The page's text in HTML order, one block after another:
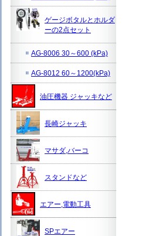
ゲージボタルとホルダ
ーの2点セット
AG-8006 30～600 (kPa)
AG-8012 60～1200(kPa)
油圧機器 ジャッキなど
長崎ジャッキ
マサダ,バーコ
スタンドなど
エアー,電動工具
SPエアー